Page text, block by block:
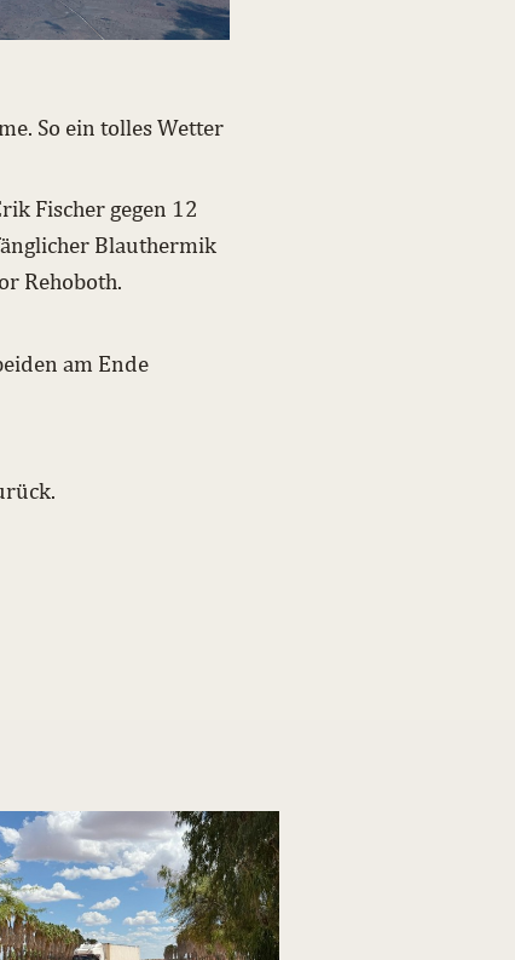
So ein tolles Wetter
Fischer gegen 12
Blauthermik
Rehoboth.
am Ende